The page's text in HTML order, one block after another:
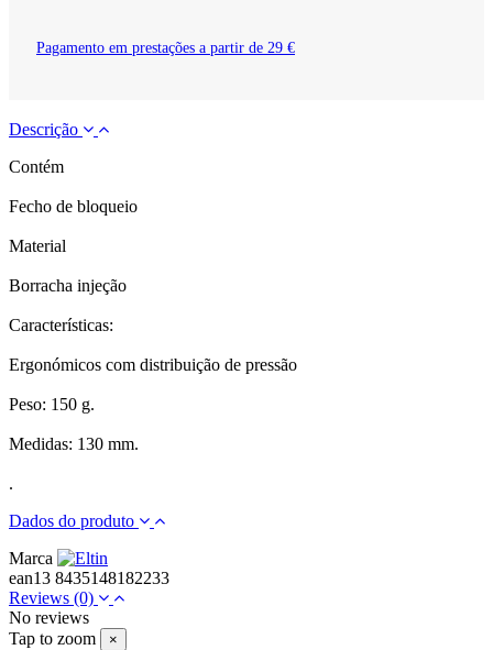
Pagamento em prestações a partir de 29 €
Descrição
Contém
Fecho de bloqueio
Material
Borracha injeção
Características:
Ergonómicos com distribuição de pressão
Peso: 150 g.
Medidas: 130 mm.
.
Dados do produto
Marca
ean13 8435148182233
Reviews (0)
No reviews
Tap to zoom
×